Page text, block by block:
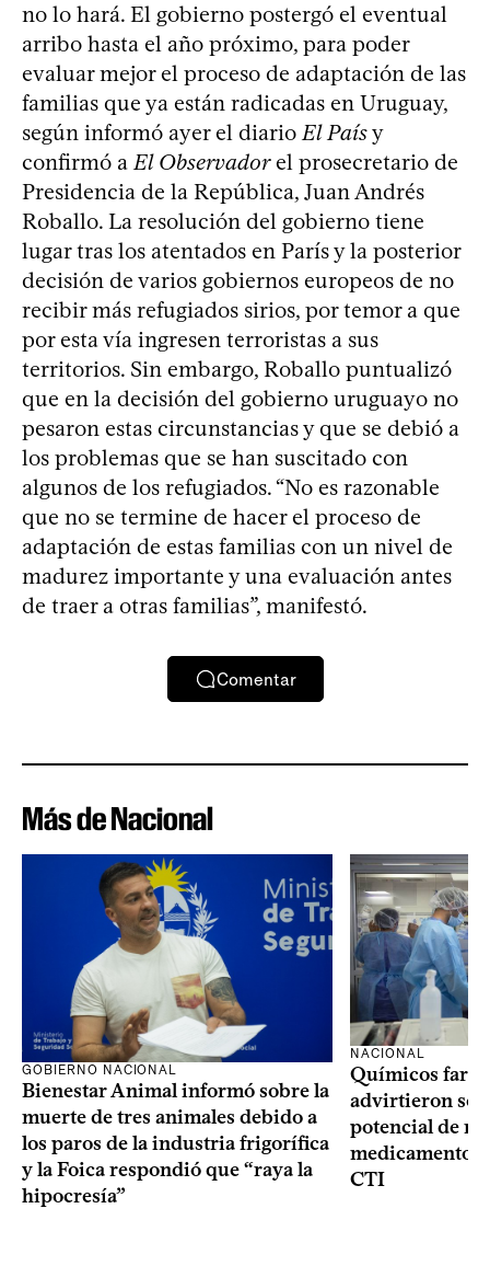
no lo hará. El gobierno postergó el eventual
arribo hasta el año próximo, para poder
evaluar mejor el proceso de adaptación de las
familias que ya están radicadas en Uruguay,
según informó ayer el diarioEl Paísy
confirmó aEl Observadorel prosecretario de
Presidencia de la República, Juan Andrés
Roballo. La resolución del gobierno tiene
lugar tras los atentados en París y la posterior
decisión de varios gobiernos europeos de no
recibir más refugiados sirios, por temor a que
por esta vía ingresen terroristas a sus
territorios. Sin embargo, Roballo puntualizó
que en la decisión del gobierno uruguayo no
pesaron estas circunstancias y que se debió a
los problemas que se han suscitado con
algunos de los refugiados. “No es razonable
que no se termine de hacer el proceso de
adaptación de estas familias con un nivel de
madurez importante y una evaluación antes
de traer a otras familias”, manifestó.
Comentar
Más de Nacional
GOBIERNO NACIONAL
Bienestar Animal informó sobre la
muerte de tres animales debido a
los paros de la industria frigorífica
y la Foica respondió que “raya la
hipocresía”
NACIONAL
Químicos
advirtieron
potencial de
medicamentos
CTI